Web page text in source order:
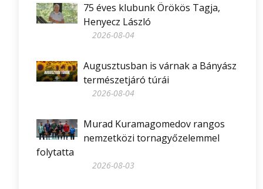
75 éves klubunk Örökös Tagja,
Henyecz László
2026-08-04
Augusztusban is várnak a Bányász
természetjáró túrái
2026-08-04
Murad Kuramagomedov rangos
nemzetközi tornagyőzelemmel
folytatta
2026-08-03